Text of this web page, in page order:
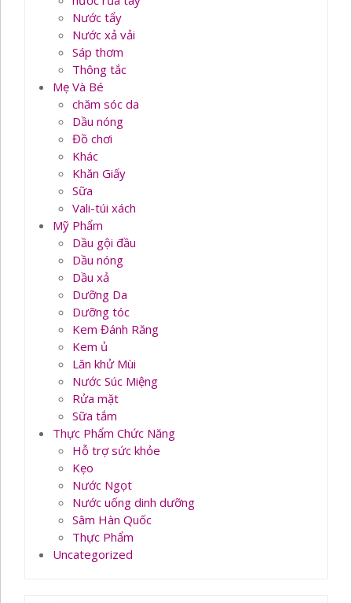
Nước tẩy
Nước xả vải
Sáp thơm
Thông tắc
Mẹ Và Bé
chăm sóc da
Dầu nóng
Đồ chơi
Khác
Khăn Giấy
Sữa
Vali-túi xách
Mỹ Phẩm
Dầu gội đầu
Dầu nóng
Dầu xả
Dưỡng Da
Dưỡng tóc
Kem Đánh Răng
Kem ủ
Lăn khử Mùi
Nước Súc Miệng
Rửa mặt
Sữa tắm
Thực Phẩm Chức Năng
Hỗ trợ sức khỏe
Kẹo
Nước Ngọt
Nước uống dinh dưỡng
Sâm Hàn Quốc
Thực Phẩm
Uncategorized